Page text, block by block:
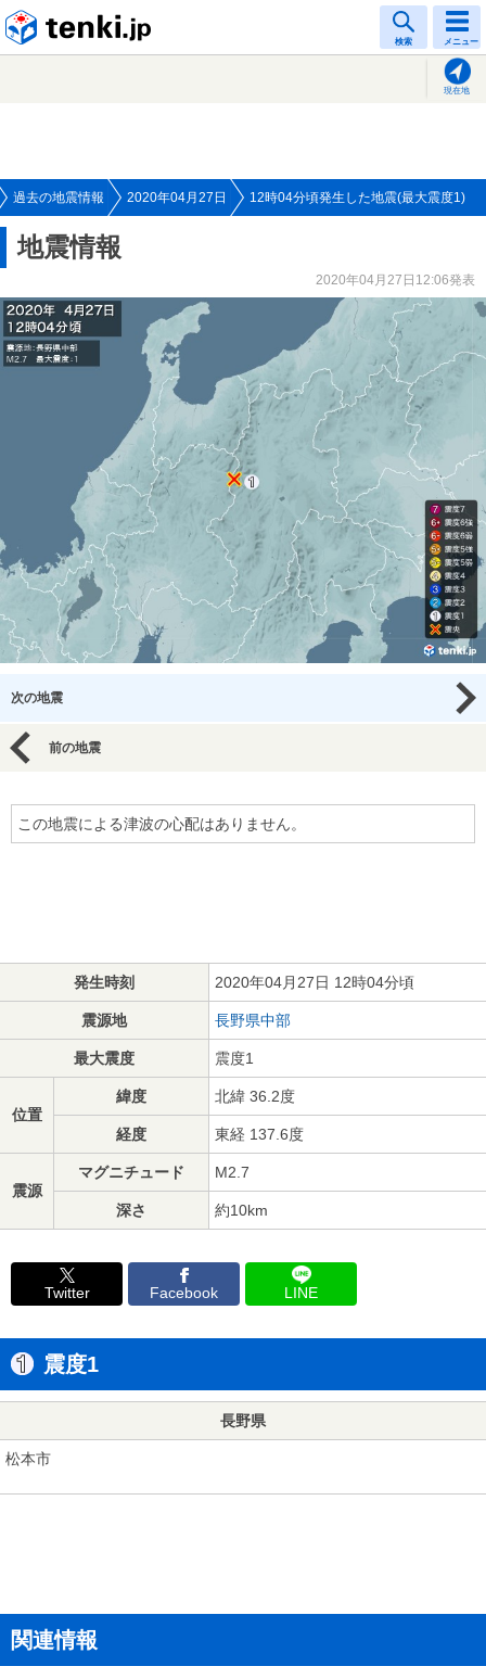
検索 メニュー
現在地
過去の地震情報 2020年04月27日 12時04分頃発生した地震(最大震度1)
地震情報
2020年04月27日12:06発表
次の地震
前の地震
この地震による津波の心配はありません。
発生時刻 2020年04月27日 12時04分頃
震源地 長野県中部
最大震度 震度1
位置
緯度 北緯 36.2度
経度 東経 137.6度
震源
マグニチュード M2.7
深さ 約10km
Twitter Facebook LINE
震度1
長野県
松本市
関連情報